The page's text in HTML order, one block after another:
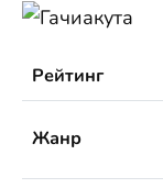
Рейтинг
Жанр